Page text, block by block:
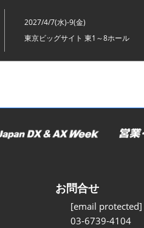
2027/4/7(水)-9(金)
東京ビッグサイト 東1～8ホール
お問合せ
[email protected]
03-6739-4104